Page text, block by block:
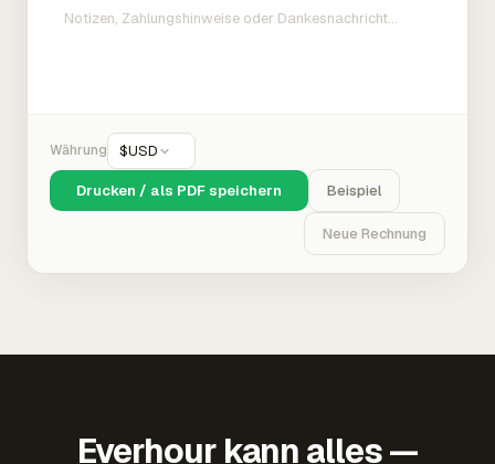
Währung $USD
Drucken / als PDF speichern Beispiel
Neue Rechnung
Everhour kann alles —